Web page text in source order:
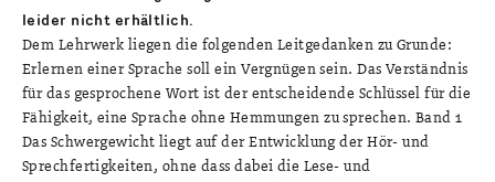
leider nicht erhältlich.
Dem Lehrwerk liegen die folgenden Leitgedanken zu Grunde:
Erlernen einer Sprache soll ein Vergnügen sein. Das Verständnis
für das gesprochene Wort ist der entscheidende Schlüssel für die
Fähigkeit, eine Sprache ohne Hemmungen zu sprechen. Band 1
Das Schwergewicht liegt auf der Entwicklung der Hör- und
Sprechfertigkeiten, ohne dass dabei die Lese- und